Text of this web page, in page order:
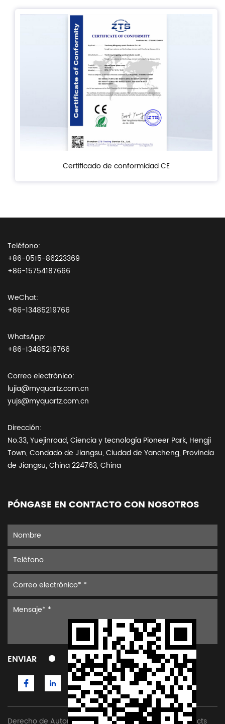
Certificado de conformidad CE
Teléfono:
+86-0515-86223369
+86-15754187666
WeChat:
+86-13485219766
WhatsApp:
+86-13485219766
Correo electrónico:
lujia@myquartz.com.cn
yujs@myquartz.com.cn
Dirección:
No.33, Yuejinroad, Ciencia y tecnología Pioneer Park, Hengji
Town, Condado de Jiangsu, Ciudad de Yancheng, Provincia
de Jiangsu, China 224763, China
PÓNGASE EN CONTACTO CON NOSOTROS
ENVIAR
Derecho de Autor © Yancheng Mingyang Quartz Products